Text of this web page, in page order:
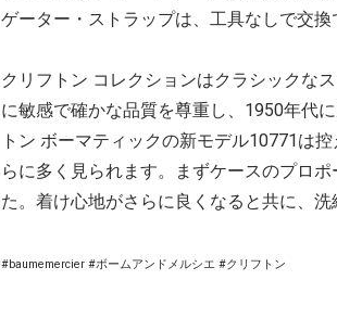
ゲーター・ストラップは、工具なしで交
クリフトン コレクションはクラシックな
に敏感で確かな品質を尊重し、1950年代
トン ボーマティックの新モデル10771は
らに多く見られます。まずケースのプロ
た。着け心地がさらに良くなると共に、
#baumemercier #ボームアンドメルシエ #クリフトン